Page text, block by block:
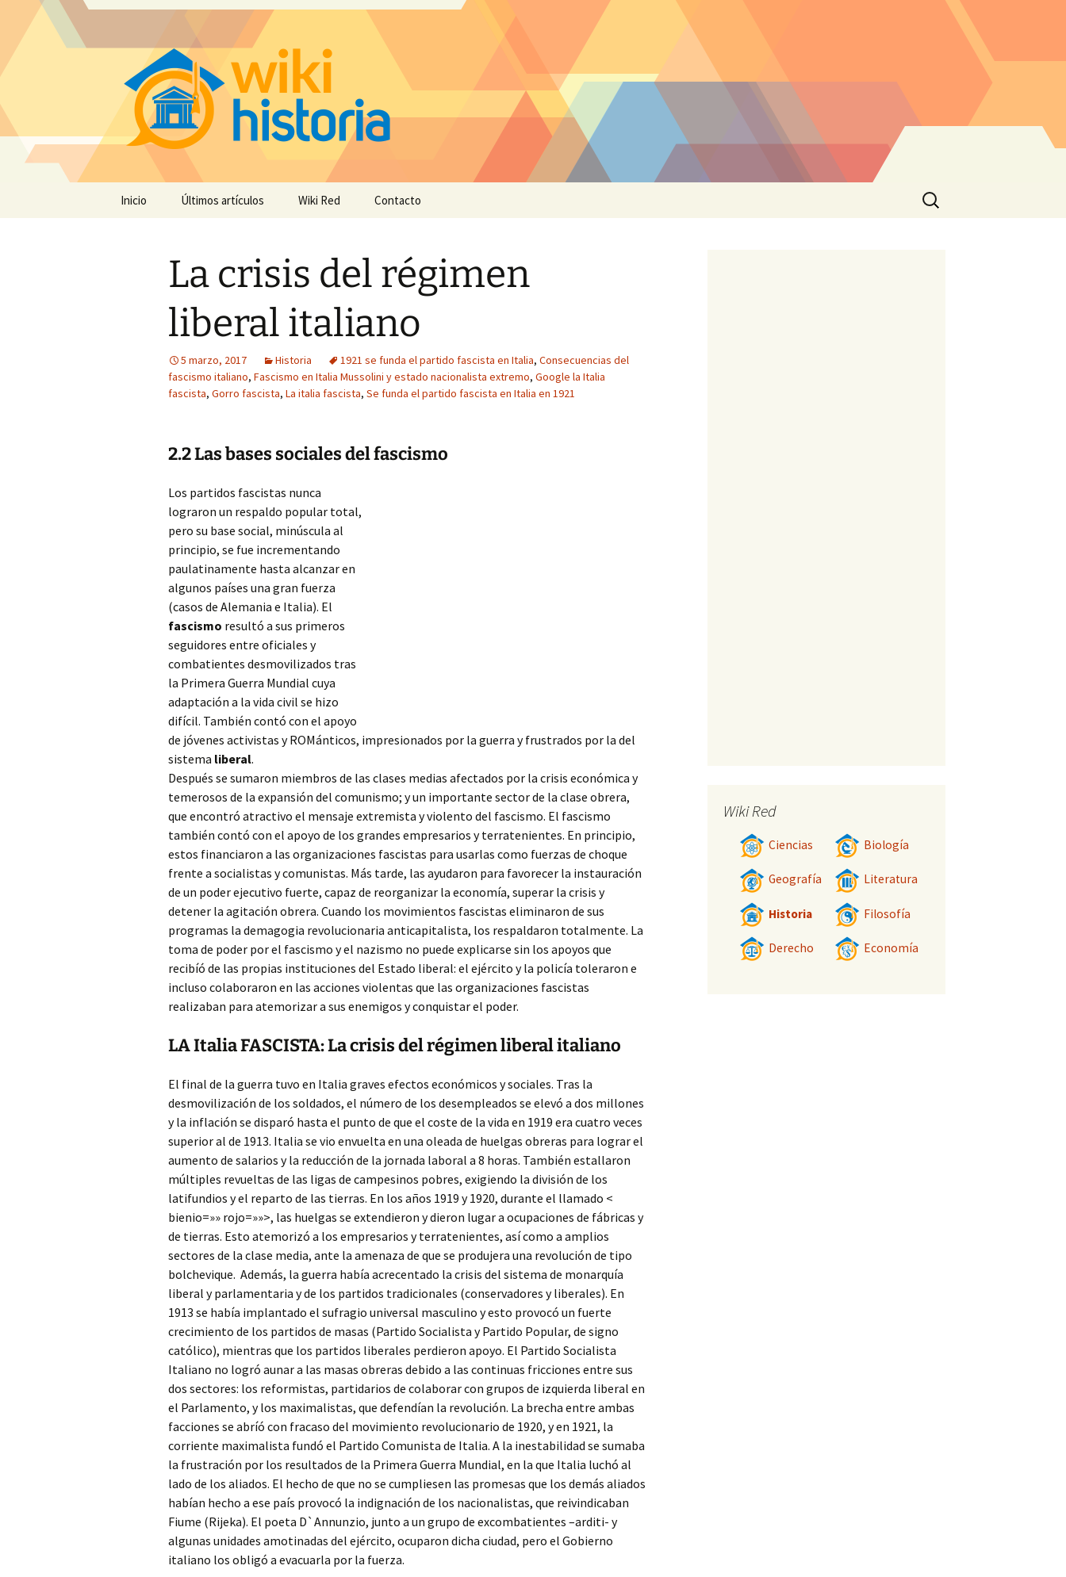
Inicio Últimos artículos Wiki Red Contacto
Buscar:
La crisis del régimen
liberal italiano
5 marzo, 2017 Historia 1921 se funda el partido fascista en Italia, Consecuencias del
fascismo italiano, Fascismo en Italia Mussolini y estado nacionalista extremo, Google la Italia
fascista, Gorro fascista, La italia fascista, Se funda el partido fascista en Italia en 1921
2.2 Las bases sociales del fascismo
Los partidos fascistas nunca
lograron un respaldo popular total,
pero su base social, minúscula al
principio, se fue incrementando
paulatinamente hasta alcanzar en
algunos países una gran fuerza
(casos de Alemania e Italia). El
fascismo resultó a sus primeros
seguidores entre oficiales y
combatientes desmovilizados tras
la Primera Guerra Mundial cuya
adaptación a la vida civil se hizo
difícil. También contó con el apoyo
de jóvenes activistas y ROMánticos, impresionados por la guerra y frustrados por la del
sistema liberal.
Después se sumaron miembros de las clases medias afectados por la crisis económica y
temerosos de la expansión del comunismo; y un importante sector de la clase obrera,
que encontró atractivo el mensaje extremista y violento del fascismo. El fascismo
también contó con el apoyo de los grandes empresarios y terratenientes. En principio,
estos financiaron a las organizaciones fascistas para usarlas como fuerzas de choque
frente a socialistas y comunistas. Más tarde, las ayudaron para favorecer la instauración
de un poder ejecutivo fuerte, capaz de reorganizar la economía, superar la crisis y
detener la agitación obrera. Cuando los movimientos fascistas eliminaron de sus
programas la demagogia revolucionaria anticapitalista, los respaldaron totalmente. La
toma de poder por el fascismo y el nazismo no puede explicarse sin los apoyos que
recibíó de las propias instituciones del Estado liberal: el ejército y la policía toleraron e
incluso colaboraron en las acciones violentas que las organizaciones fascistas
realizaban para atemorizar a sus enemigos y conquistar el poder.
LA Italia FASCISTA: La crisis del régimen liberal italiano
El final de la guerra tuvo en Italia graves efectos económicos y sociales. Tras la
desmovilización de los soldados, el número de los desempleados se elevó a dos millones
y la inflación se disparó hasta el punto de que el coste de la vida en 1919 era cuatro veces
superior al de 1913. Italia se vio envuelta en una oleada de huelgas obreras para lograr el
aumento de salarios y la reducción de la jornada laboral a 8 horas. También estallaron
múltiples revueltas de las ligas de campesinos pobres, exigiendo la división de los
latifundios y el reparto de las tierras. En los años 1919 y 1920, durante el llamado <
bienio=»» rojo=»»>, las huelgas se extendieron y dieron lugar a ocupaciones de fábricas y
de tierras. Esto atemorizó a los empresarios y terratenientes, así como a amplios
sectores de la clase media, ante la amenaza de que se produjera una revolución de tipo
bolchevique. Además, la guerra había acrecentado la crisis del sistema de monarquía
liberal y parlamentaria y de los partidos tradicionales (conservadores y liberales). En
1913 se había implantado el sufragio universal masculino y esto provocó un fuerte
crecimiento de los partidos de masas (Partido Socialista y Partido Popular, de signo
católico), mientras que los partidos liberales perdieron apoyo. El Partido Socialista
Italiano no logró aunar a las masas obreras debido a las continuas fricciones entre sus
dos sectores: los reformistas, partidarios de colaborar con grupos de izquierda liberal en
el Parlamento, y los maximalistas, que defendían la revolución. La brecha entre ambas
facciones se abríó con fracaso del movimiento revolucionario de 1920, y en 1921, la
corriente maximalista fundó el Partido Comunista de Italia. A la inestabilidad se sumaba
la frustración por los resultados de la Primera Guerra Mundial, en la que Italia luchó al
lado de los aliados. El hecho de que no se cumpliesen las promesas que los demás aliados
habían hecho a ese país provocó la indignación de los nacionalistas, que reivindicaban
Fiume (Rijeka). El poeta D`Annunzio, junto a un grupo de excombatientes –arditi- y
algunas unidades amotinadas del ejército, ocuparon dicha ciudad, pero el Gobierno
italiano los obligó a evacuarla por la fuerza.
Wiki Red
Ciencias Biología
Geografía Literatura
Historia Filosofía
Derecho Economía